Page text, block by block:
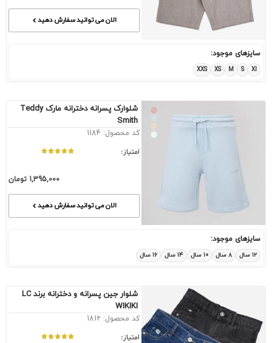
الان می توانید سفارش دهید
سایزهای موجود:
Xl
S
M
XS
XXS
شلوارک پسرانه دخترانه مارک Teddy
Smith
کد محصول: 1184
امتیاز:
1,395,000 تومان
الان می توانید سفارش دهید
سایزهای موجود:
۱۲ سال ۸ سال ۱۰ سال ۱۴ سال ۱۶ سال
شلوار جین پسرانه و دخترانه برند LC
WIKIKI
کد محصول: 1812
امتیاز: